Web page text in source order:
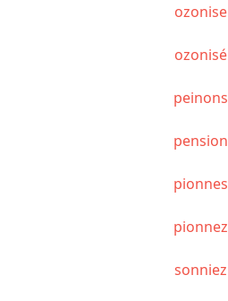
ozonise
ozonisé
peinons
pension
pionnes
pionnez
sonniez